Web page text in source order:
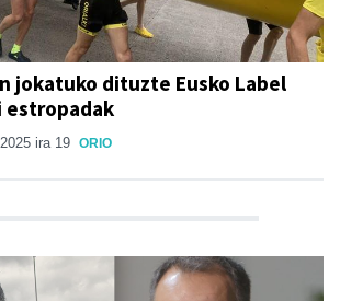
jokatuko dituzte Eusko Label
estropadak
2025 ira 19 ORIO